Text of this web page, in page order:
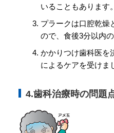
いることもあります。
プラークは口腔乾燥
ので、食後3分以内
かかりつけ歯科医を
によるケアを受けま
4.歯科治療時の問題